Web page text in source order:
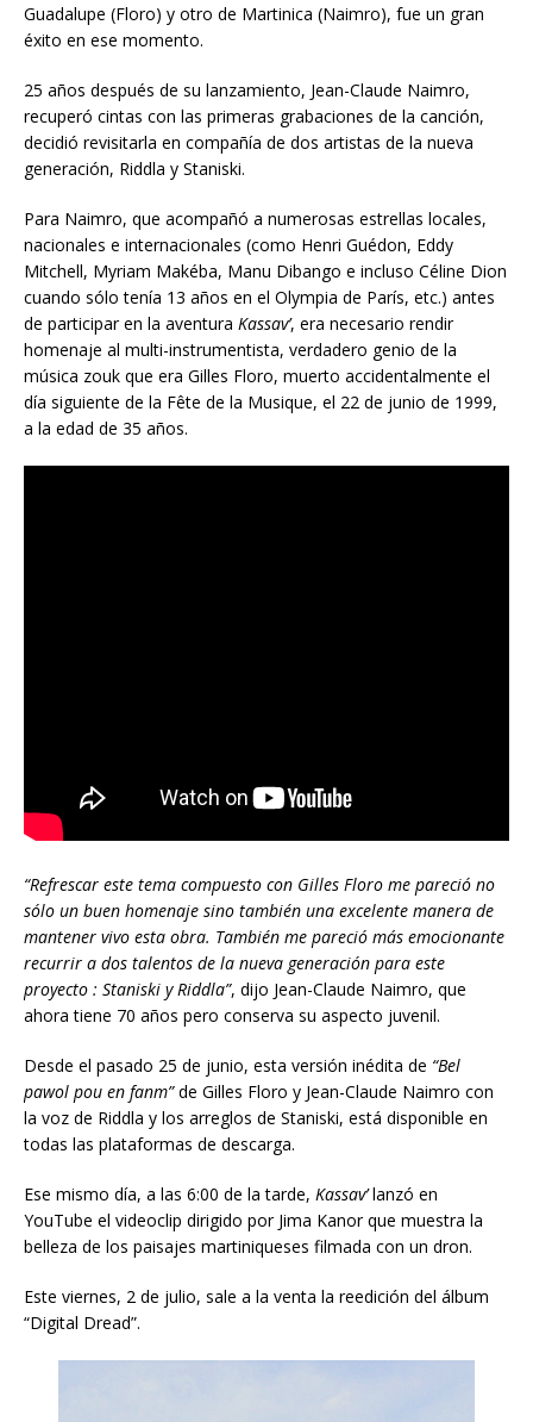
Guadalupe (Floro) y otro de Martinica (Naimro), fue un gran
éxito en ese momento.
25 años después de su lanzamiento, Jean-Claude Naimro,
recuperó cintas con las primeras grabaciones de la canción,
decidió revisitarla en compañía de dos artistas de la nueva
generación, Riddla y Staniski.
Para Naimro, que acompañó a numerosas estrellas locales,
nacionales e internacionales (como Henri Guédon, Eddy
Mitchell, Myriam Makéba, Manu Dibango e incluso Céline Dion
cuando sólo tenía 13 años en el Olympia de París, etc.) antes
de participar en la aventura Kassav’, era necesario rendir
homenaje al multi-instrumentista, verdadero genio de la
música zouk que era Gilles Floro, muerto accidentalmente el
día siguiente de la Fête de la Musique, el 22 de junio de 1999,
a la edad de 35 años.
“Refrescar este tema compuesto con Gilles Floro me pareció no
sólo un buen homenaje sino también una excelente manera de
mantener vivo esta obra. También me pareció más emocionante
recurrir a dos talentos de la nueva generación para este
proyecto : Staniski y Riddla”, dijo Jean-Claude Naimro, que
ahora tiene 70 años pero conserva su aspecto juvenil.
Desde el pasado 25 de junio, esta versión inédita de “Bel
pawol pou en fanm”de Gilles Floro y Jean-Claude Naimro con
la voz de Riddla y los arreglos de Staniski, está disponible en
todas las plataformas de descarga.
Ese mismo día, a las 6:00 de la tarde, Kassav’lanzó en
YouTube el videoclip dirigido por Jima Kanor que muestra la
belleza de los paisajes martiniqueses filmada con un dron.
Este viernes, 2 de julio, sale a la venta la reedición del álbum
“Digital Dread”.